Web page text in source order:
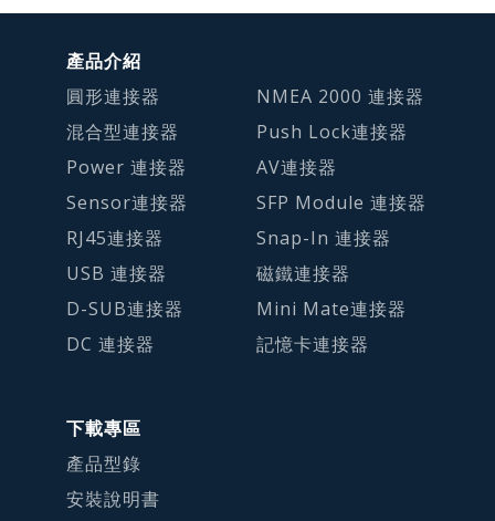
產品介紹
圓形連接器
混合型連接器
Power 連接器
Sensor連接器
RJ45連接器
USB 連接器
D-SUB連接器
DC 連接器
NMEA 2000 連接器
Push Lock連接器
AV連接器
SFP Module 連接器
Snap-In 連接器
磁鐵連接器
Mini Mate連接器
記憶卡連接器
下載專區
產品型錄
安裝說明書